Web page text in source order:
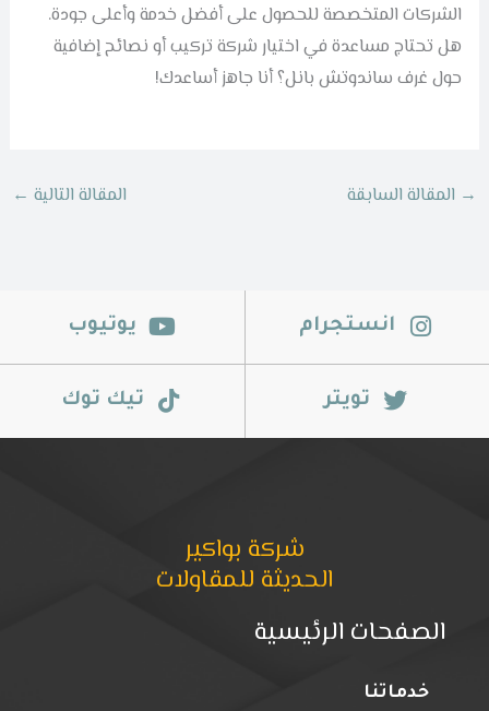
الشركات المتخصصة للحصول على أفضل خدمة وأعلى جودة.
هل تحتاج مساعدة في اختيار شركة تركيب أو نصائح إضافية
حول غرف ساندوتش بانل؟ أنا جاهز أساعدك!
→ المقالة السابقة المقالة التالية ←
انستجرام يوتيوب
تويتر تيك توك
شركة بواكير
الحديثة للمقاولات
الصفحات الرئيسية
خدماتنا